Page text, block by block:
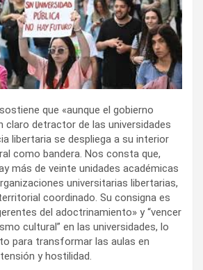
que «aunque el gobierno
claro detractor de las universidades
libertaria se despliega a su interior
como bandera. Nos consta que,
más de veinte unidades académicas
universitarias libertarias,
coordinado. Su consigna es
del adoctrinamiento» y “vencer
cultural” en las universidades, lo
para transformar las aulas en
y hostilidad.